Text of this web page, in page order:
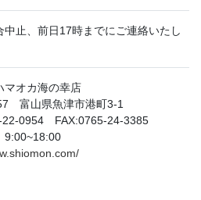
中止、前日17時までにご連絡いたし
マオカ海の幸店
富山県魚津市港町3-1
22-0954 FAX:0765-24-3385